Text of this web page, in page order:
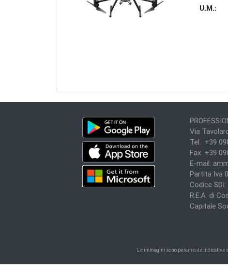
U.M.:
Via
Tel. +39
Fax +39
E-mail:
Partita Iva
Codice
R.E.A. di
Capitale
Le immagini sono puramente indicative